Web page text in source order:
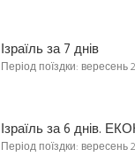
Ізраїль за 7 днів
Період поїздки: вересень
Ізраїль за 6 днів.
Період поїздки: вересень